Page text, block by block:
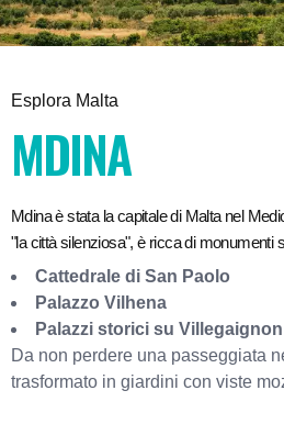
Esplora Malta
MDINA
Mdina è stata la capitale di Malta nel
"la città silenziosa", è ricca di monumenti
Cattedrale di San Paolo
Palazzo Vilhena
Palazzi storici su
Da non perdere una passeggiata
trasformato in giardini con viste